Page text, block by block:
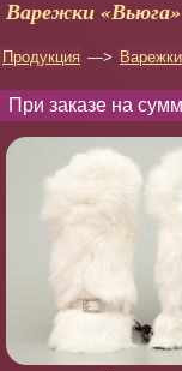
Варежки «Вьюга»
Продукция —>
При заказе на